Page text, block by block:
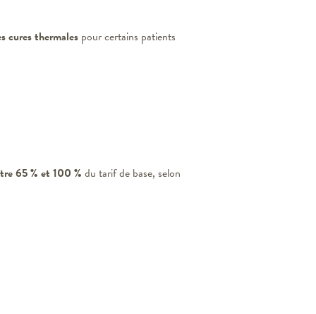
cures thermales pour certains patients
65 % et 100 % du tarif de base, selon